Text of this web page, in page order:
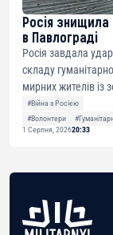
Росія знищила
в Павлограді
Росія завдала
складу
мирних жителів із
#Війна з Росією
#Волонтери
1 Серпня, 202620:33